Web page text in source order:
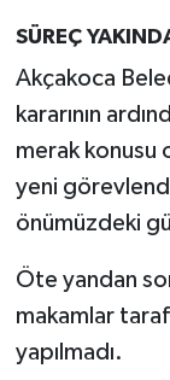
SÜREÇ
Akçakoca
kararının
merak konusu
yeni
önümüzdeki
Öte yandan
makamlar
yapılmadı.